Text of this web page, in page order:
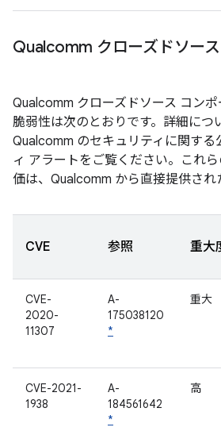
Qualcomm クローズドソー
Qualcomm クローズドソース コン
脆弱性は次のとおりです。詳細につ
Qualcomm のセキュリティに関す
ィ アラートをご覧ください。これ
価は、Qualcomm から直接提供され
CVE 参照 重大
CVE-
2020-
11307
A-
175038120
*
重大
CVE-2021-
1938
A-
184561642
*
高